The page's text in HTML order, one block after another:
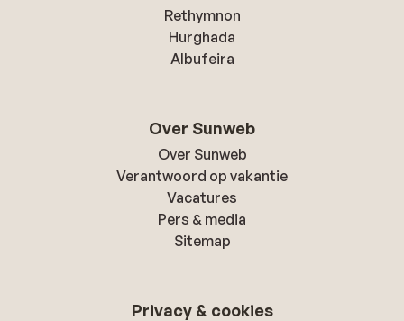
Rethymnon
Hurghada
Albufeira
Over Sunweb
Over Sunweb
Verantwoord op vakantie
Vacatures
Pers & media
Sitemap
Privacy & cookies